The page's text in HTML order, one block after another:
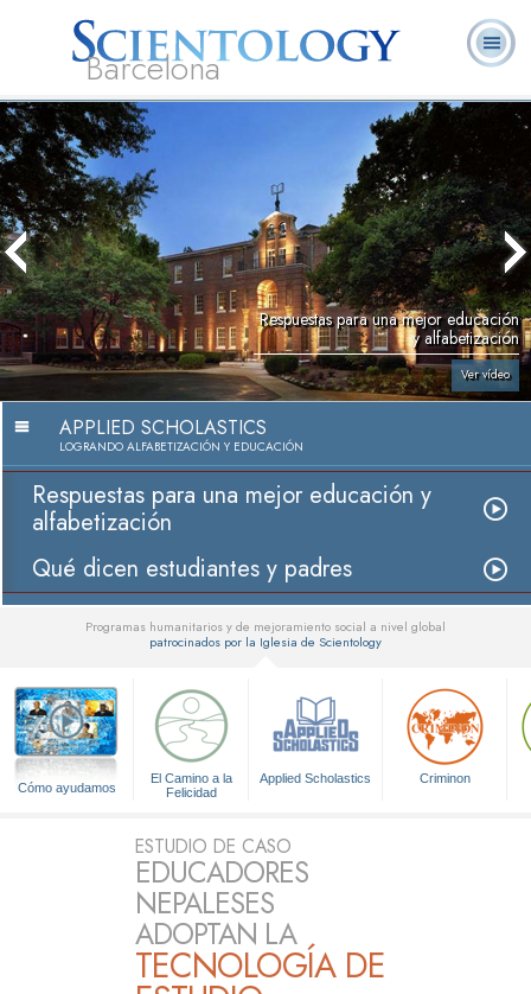
Barcelona
L. Ronald
Hubbard
¿Qué es
Scientology?
Preguntas más
frecuentes
Libros
Respuestas para una mejor educación
y alfabetización
Ver vídeo
APPLIED SCHOLASTICS
LOGRANDO ALFABETIZACIÓN Y EDUCACIÓN
Respuestas para una mejor educación y
alfabetización
Qué dicen estudiantes y padres
Programas humanitarios y de mejoramiento social a nivel global
patrocinados por la Iglesia de Scientology
Cómo ayudamos
El Camino a la
Felicidad
Applied Scholastics Criminon
ESTUDIO DE CASO
EDUCADORES
NEPALESES
ADOPTAN LA
TECNOLOGÍA DE